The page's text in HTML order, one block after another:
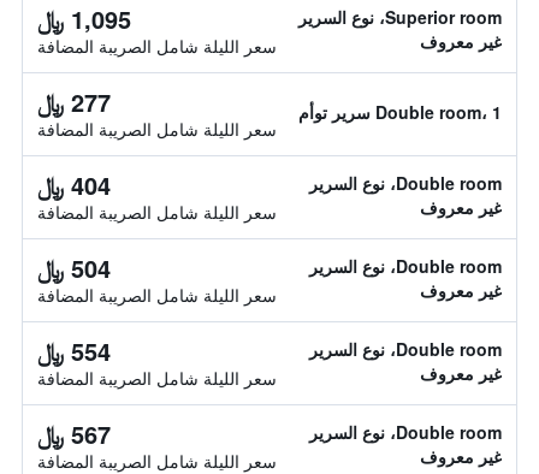
Superior room، نوع السرير
غير معروف
1,095 ﷼
سعر الليلة شامل الصريبة المضافة
Double room، 1 سرير توأم 277 ﷼
سعر الليلة شامل الصريبة المضافة
Double room، نوع السرير
غير معروف
404 ﷼
سعر الليلة شامل الصريبة المضافة
Double room، نوع السرير
غير معروف
504 ﷼
سعر الليلة شامل الصريبة المضافة
Double room، نوع السرير
غير معروف
554 ﷼
سعر الليلة شامل الصريبة المضافة
Double room، نوع السرير
غير معروف
567 ﷼
سعر الليلة شامل الصريبة المضافة